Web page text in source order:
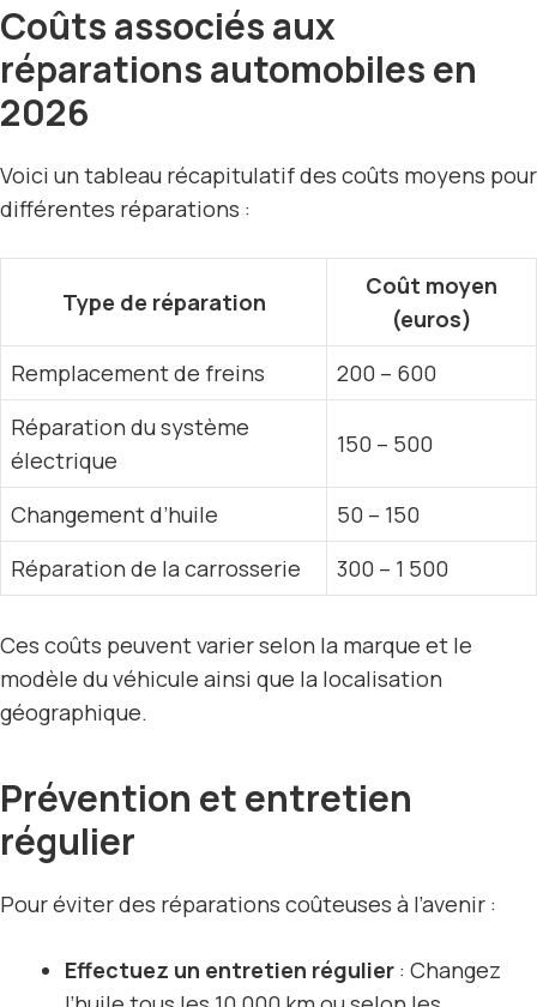
Coûts associés aux
réparations automobiles en
2026
Voici un tableau récapitulatif des coûts moyens pour
différentes réparations :
Type de réparation
Coût moyen
(euros)
Remplacement de freins
200 – 600
Réparation du système
électrique
150 – 500
Changement d’huile
50 – 150
Réparation de la carrosserie
300 – 1 500
Ces coûts peuvent varier selon la marque et le
modèle du véhicule ainsi que la localisation
géographique.
Prévention et entretien
régulier
Pour éviter des réparations coûteuses à l’avenir :
Effectuez un entretien régulier : Changez